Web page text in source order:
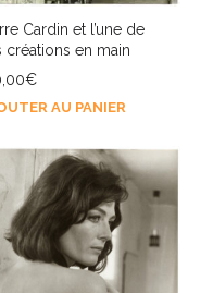
Cardin et l’une de
créations en main
€
AU PANIER